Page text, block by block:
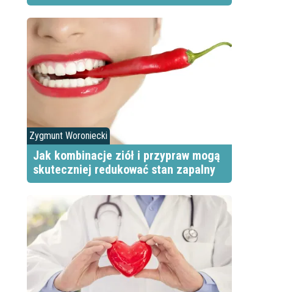
Zygmunt Woroniecki
Jak kombinacje ziół i przypraw mogą
skuteczniej redukować stan zapalny